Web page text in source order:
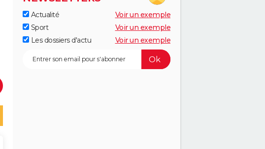
Actualité
Voir un exemple
Sport
Voir un exemple
Les dossiers d'actu
Voir un exemple